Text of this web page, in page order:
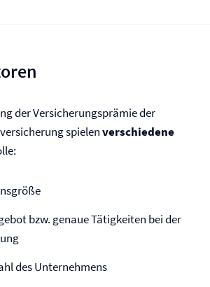
der Versicherungsprämie der
spielenverschiedene
bzw. genaue Tätigkeiten bei der
des Unternehmens